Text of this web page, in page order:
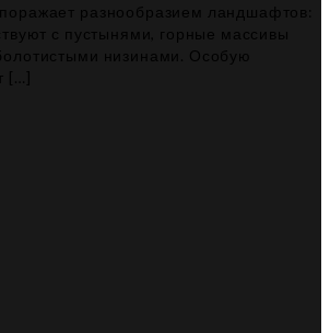
разнообразием ландшафтов:
с пустынями, горные массивы
низинами. Особую
[…]